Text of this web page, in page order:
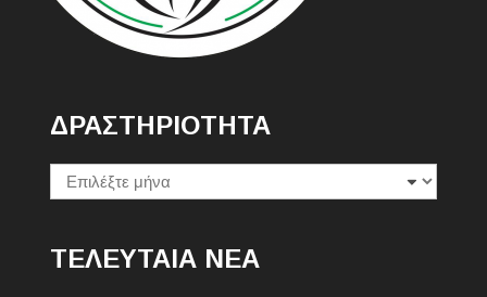
ΔΡΑΣΤΗΡΙΟΤΗΤΑ
Δραστηριοτητα
ΤΕΛΕΥΤΑΙΑ ΝΕΑ